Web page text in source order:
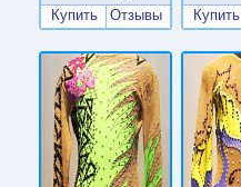
Купить
Отзывы
Купить